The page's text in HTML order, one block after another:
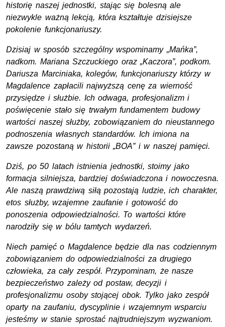
historię naszej jednostki, stając się bolesną ale
niezwykle ważną lekcją, która kształtuje dzisiejsze
pokolenie funkcjonariuszy.
Dzisiaj w sposób szczególny wspominamy „Mańka”,
nadkom. Mariana Szczuckiego oraz „Kaczora”, podkom.
Dariusza Marciniaka, kolegów, funkcjonariuszy którzy w
Magdalence zapłacili najwyższą cenę za wierność
przysiędze i służbie. Ich odwaga, profesjonalizm i
poświęcenie stało się trwałym fundamentem budowy
wartości naszej służby, zobowiązaniem do nieustannego
podnoszenia własnych standardów. Ich imiona na
zawsze pozostaną w historii „BOA” i w naszej pamięci.
Dziś, po 50 latach istnienia jednostki, stoimy jako
formacja silniejsza, bardziej doświadczona i nowoczesna.
Ale naszą prawdziwą siłą pozostają ludzie, ich charakter,
etos służby, wzajemne zaufanie i gotowość do
ponoszenia odpowiedzialności. To wartości które
narodziły się w bólu tamtych wydarzeń.
Niech pamięć o Magdalence będzie dla nas codziennym
zobowiązaniem do odpowiedzialności za drugiego
człowieka, za cały zespół. Przypominam, że nasze
bezpieczeństwo zależy od postaw, decyzji i
profesjonalizmu osoby stojącej obok. Tylko jako zespół
oparty na zaufaniu, dyscyplinie i wzajemnym wsparciu
jesteśmy w stanie sprostać najtrudniejszym wyzwaniom.